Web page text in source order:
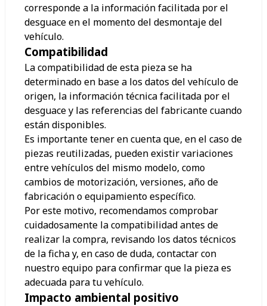
corresponde a la información facilitada por el
desguace en el momento del desmontaje del
vehículo.
Compatibilidad
La compatibilidad de esta pieza se ha
determinado en base a los datos del vehículo de
origen, la información técnica facilitada por el
desguace y las referencias del fabricante cuando
están disponibles.
Es importante tener en cuenta que, en el caso de
piezas reutilizadas, pueden existir variaciones
entre vehículos del mismo modelo, como
cambios de motorización, versiones, año de
fabricación o equipamiento específico.
Por este motivo, recomendamos comprobar
cuidadosamente la compatibilidad antes de
realizar la compra, revisando los datos técnicos
de la ficha y, en caso de duda, contactar con
nuestro equipo para confirmar que la pieza es
adecuada para tu vehículo.
Impacto ambiental positivo